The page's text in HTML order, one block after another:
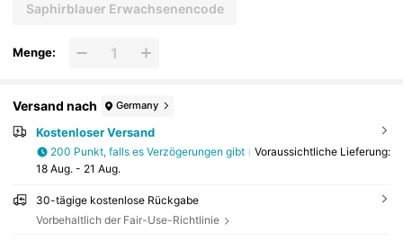
Saphirblauer Erwachsenencode
Menge:
Versand nach Germany
Kostenloser Versand
200 Punkt, falls es Verzögerungen gibt
Voraussichtliche Lieferung:
18 Aug. - 21 Aug.
30-tägige kostenlose Rückgabe
Vorbehaltlich der Fair-Use-Richtlinie